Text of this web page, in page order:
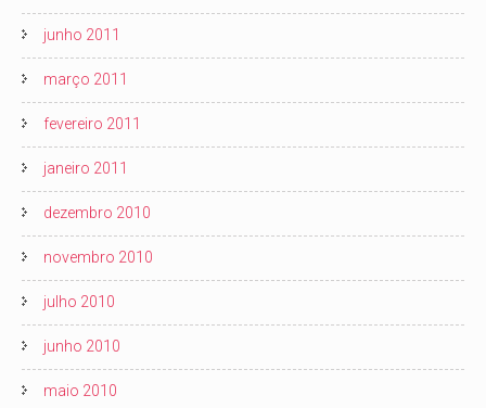
junho 2011
março 2011
fevereiro 2011
janeiro 2011
dezembro 2010
novembro 2010
julho 2010
junho 2010
maio 2010